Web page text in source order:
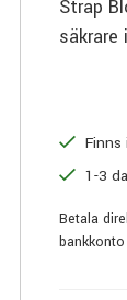
Strap
säkrare
1-3
Betala